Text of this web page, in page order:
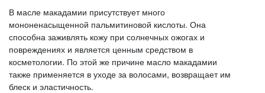
В масле макадамии присутствует много
мононенасыщенной пальмитиновой кислоты. Она
способна заживлять кожу при солнечных ожогах и
повреждениях и является ценным средством в
косметологии. По этой же причине масло макадамии
также применяется в уходе за волосами, возвращает им
блеск и эластичность.